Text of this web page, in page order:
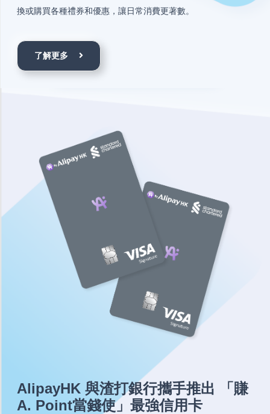
換或購買各種禮券和優惠，讓日常消費更著數。
了解更多
AlipayHK 與渣打銀行攜手推出 「賺
A. Point當錢使」最強信用卡